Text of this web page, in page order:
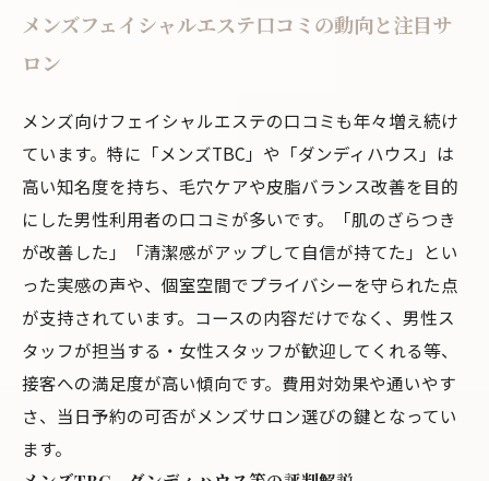
メンズフェイシャルエステ口コミの動向と注目サ
ロン
メンズ向けフェイシャルエステの口コミも年々増え続け
ています。特に「メンズTBC」や「ダンディハウス」は
高い知名度を持ち、毛穴ケアや皮脂バランス改善を目的
にした男性利用者の口コミが多いです。「肌のざらつき
が改善した」「清潔感がアップして自信が持てた」とい
った実感の声や、個室空間でプライバシーを守られた点
が支持されています。コースの内容だけでなく、男性ス
タッフが担当する・女性スタッフが歓迎してくれる等、
接客への満足度が高い傾向です。費用対効果や通いやす
さ、当日予約の可否がメンズサロン選びの鍵となってい
ます。